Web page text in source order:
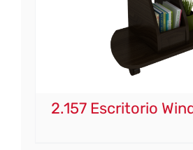
2.157 Escritorio